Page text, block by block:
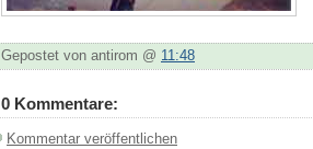
Gepostet von antirom @ 11:48
0 Kommentare:
Kommentar veröffentlichen